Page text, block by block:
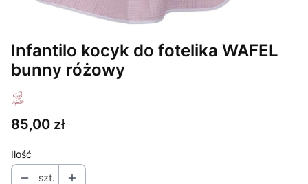
Infantilo kocyk do fotelika WAFEL
bunny różowy
Cena
85,00 zł
Ilość
szt.